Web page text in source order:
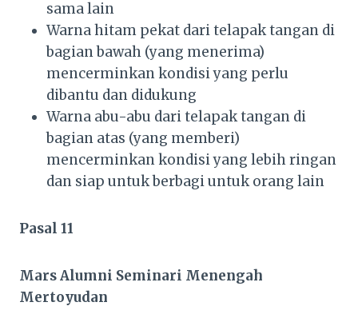
sama lain
Warna hitam pekat dari telapak tangan di
bagian bawah (yang menerima)
mencerminkan kondisi yang perlu
dibantu dan didukung
Warna abu-abu dari telapak tangan di
bagian atas (yang memberi)
mencerminkan kondisi yang lebih ringan
dan siap untuk berbagi untuk orang lain
Pasal 11
Mars Alumni Seminari Menengah
Mertoyudan